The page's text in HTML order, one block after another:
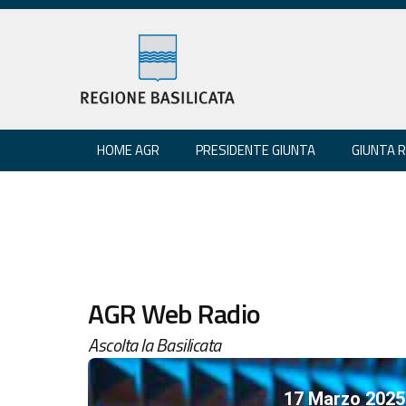
HOME AGR PRESIDENTE GIUNTA GIUNTA
AGR Web Radio
Ascolta la Basilicata
17 Marzo 2025